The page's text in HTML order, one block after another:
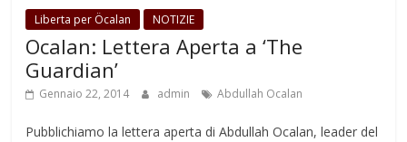
Liberta per Öcalan NOTIZIE
Ocalan: Lettera Aperta a ‘The
Guardian’
Gennaio 22, 2014 admin Abdullah Ocalan
Pubblichiamo la lettera aperta di Abdullah Ocalan, leader del